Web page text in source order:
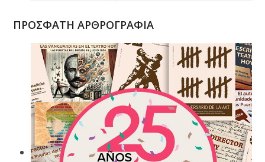
ΠΡΟΣΦΑΤΗ ΑΡΘΡΟΓΡΑΦΙΑ